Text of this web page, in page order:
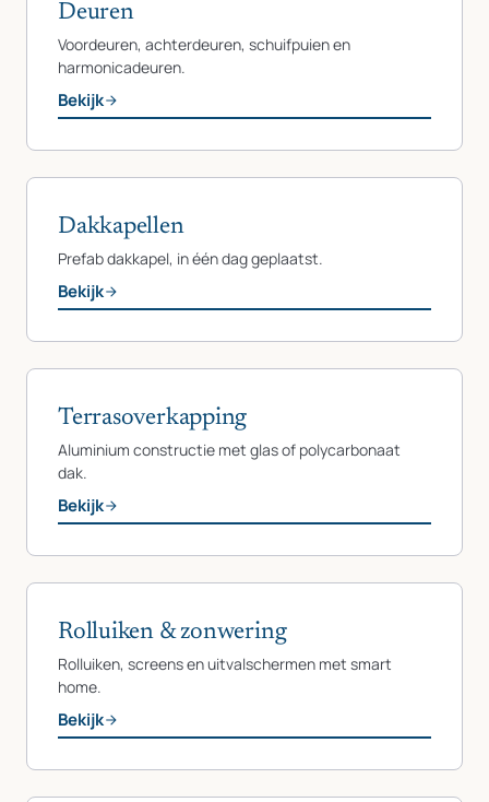
Deuren
Voordeuren, achterdeuren, schuifpuien en
harmonicadeuren.
Bekijk
Dakkapellen
Prefab dakkapel, in één dag geplaatst.
Bekijk
Terrasoverkapping
Aluminium constructie met glas of polycarbonaat
dak.
Bekijk
Rolluiken & zonwering
Rolluiken, screens en uitvalschermen met smart
home.
Bekijk